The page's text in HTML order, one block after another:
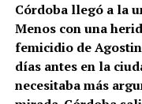
Córdoba llegó a la
Menos con una
femicidio de
días antes en la
necesitaba más